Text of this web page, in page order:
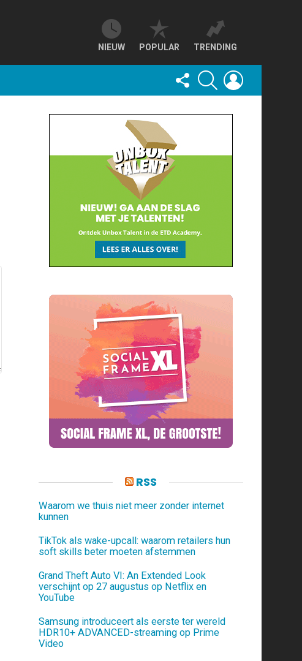
NIEUW POPULAR TRENDING
FOLLOW
US
SEARCH
RSS
Waarom we thuis niet meer zonder internet
kunnen
TikTok als wake-upcall: waarom retailers hun
soft skills beter moeten afstemmen
Grand Theft Auto VI: An Extended Look
verschijnt op 27 augustus op Netflix en
YouTube
Samsung introduceert als eerste ter wereld
HDR10+ ADVANCED-streaming op Prime
Video